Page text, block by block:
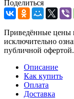
Поделиться
Приведённые цены
исключительно
публичной офертой.
Описание
Как купить
Оплата
Доставка